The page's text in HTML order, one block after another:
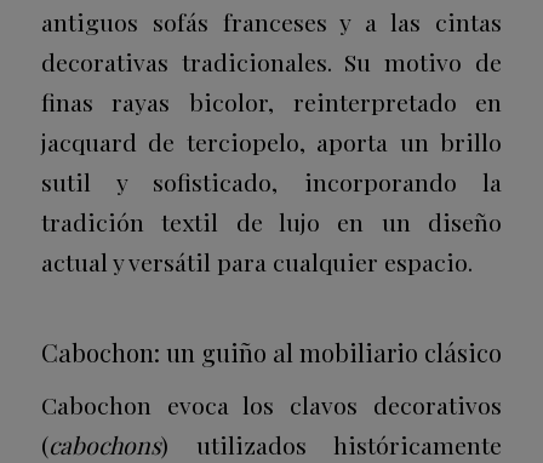
antiguos sofás franceses y a las cintas
decorativas tradicionales. Su motivo de
finas rayas bicolor, reinterpretado en
jacquard de terciopelo, aporta un brillo
sutil y sofisticado, incorporando la
tradición textil de lujo en un diseño
actual y versátil para cualquier espacio.
Cabochon: un guiño al mobiliario clásico
Cabochon evoca los clavos decorativos
(cabochons) utilizados históricamente